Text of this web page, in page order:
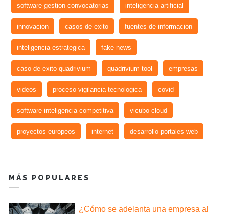
software gestion convocatorias inteligencia artificial
innovacion casos de exito fuentes de informacion
inteligencia estrategica fake news
caso de exito quadrivium quadrivium tool empresas
videos proceso vigilancia tecnologica covid
software inteligencia competitiva vicubo cloud
proyectos europeos internet desarrollo portales web
MÁS POPULARES
¿Cómo se adelanta una empresa al